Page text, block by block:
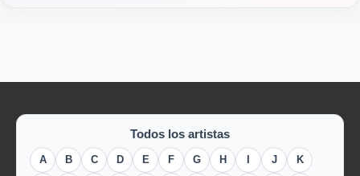
Todos los artistas
A B C D E F G H J K